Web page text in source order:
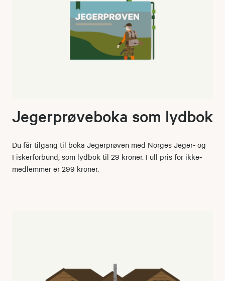
Jegerprøveboka som lydbok
Du får tilgang til boka Jegerprøven med Norges Jeger- og
Fiskerforbund, som lydbok til 29 kroner. Full pris for ikke-
medlemmer er 299 kroner.​​